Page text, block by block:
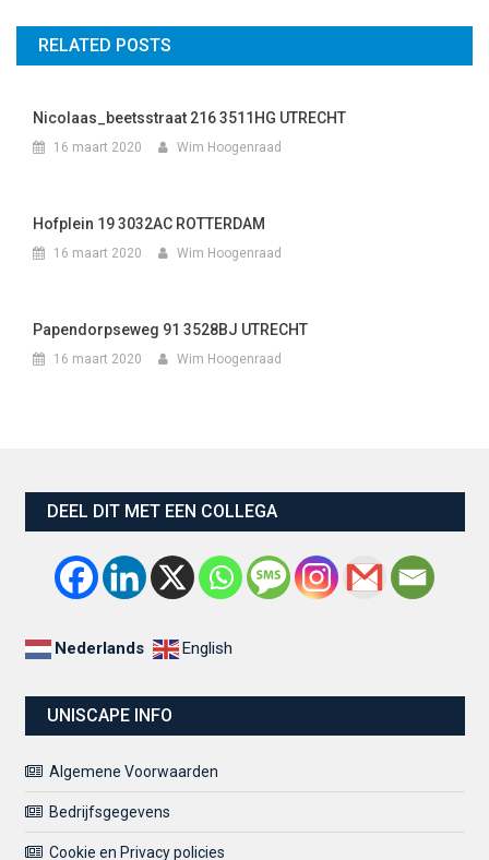
RELATED POSTS
Nicolaas_beetsstraat 216 3511HG UTRECHT
16 maart 2020 Wim Hoogenraad
Hofplein 19 3032AC ROTTERDAM
16 maart 2020 Wim Hoogenraad
Papendorpseweg 91 3528BJ UTRECHT
16 maart 2020 Wim Hoogenraad
DEEL DIT MET EEN COLLEGA
Nederlands English
UNISCAPE INFO
Algemene Voorwaarden
Bedrijfsgegevens
Cookie en Privacy policies